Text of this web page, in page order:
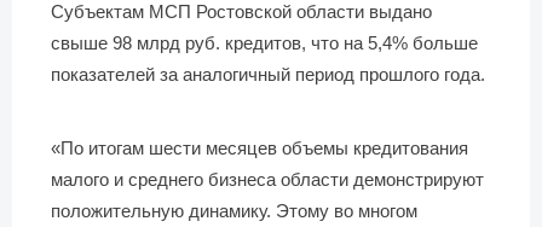
Субъектам МСП Ростовской области выдано
свыше 98 млрд руб. кредитов, что на 5,4% больше
показателей за аналогичный период прошлого года.
«По итогам шести месяцев объемы кредитования
малого и среднего бизнеса области демонстрируют
положительную динамику. Этому во многом